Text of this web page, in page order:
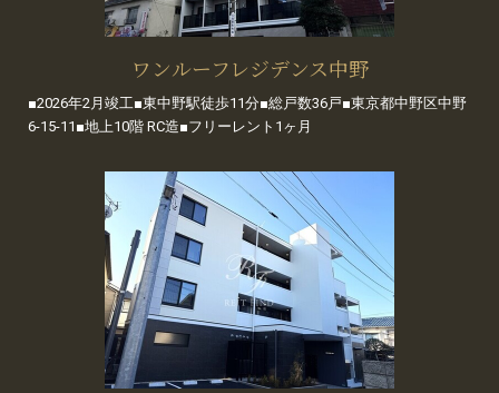
ワンルーフレジデンス中野
■2026年2月竣工■東中野駅徒歩11分■総戸数36戸■東京都中野区中野
6-15-11■地上10階 RC造■フリーレント1ヶ月